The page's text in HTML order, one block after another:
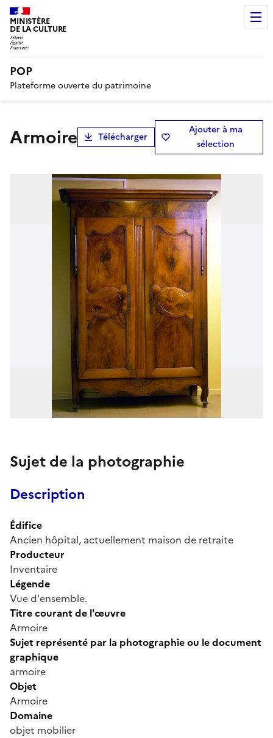
MINISTÈRE
DE LA CULTURE
POP
Plateforme ouverte du patrimoine
Armoire Télécharger
Ajouter à ma
sélection
Sujet de la photographie
Description
Édifice
Ancien hôpital, actuellement maison de retraite
Producteur
Inventaire
Légende
Vue d'ensemble.
Titre courant de l'œuvre
Armoire
Sujet représenté par la photographie ou le document
graphique
armoire
Objet
Armoire
Domaine
objet mobilier